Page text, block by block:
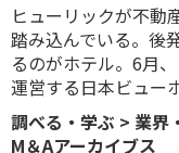
ヒューリックが不動
踏み込んでいる。後
るのがホテル。6月
運営する日本ビュー
調べる・学ぶ > 業界
M＆Aアーカイブス